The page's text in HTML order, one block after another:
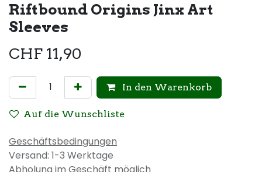
Riftbound Origins Jinx Art
Sleeves
CHF 11,90
In den Warenkorb
Auf die Wunschliste
Geschäftsbedingungen
Versand: 1-3 Werktage